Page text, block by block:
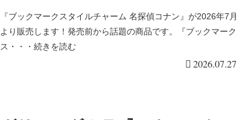
め！フラゲは？イオン、ローソ
ンも！全8種類！
『ブックマークスタイルチャーム 名探偵コナン』が2026年7月
より販売します！発売前から話題の商品です。『ブックマーク
ス・・・続きを読む
2026.07.27